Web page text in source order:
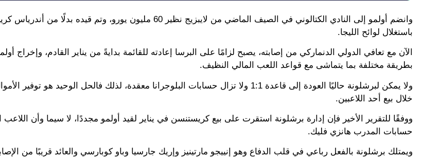
وانضم أولمو إلى النادي الكتالوني في الصيف الماضي من لايبزيج نظير 60 مليون يورو، وتم
باستغلال لوائح الليجا.
الآن مع تعافي الدولي الدنماركي من إصابته، يصبح لزامًا على البرسا إعادته للقائمة بدايةً من يناير القادم، وإخراج
بطريقة مختلفة بما يتماشى مع قواعد اللعب المالي النظيف.
ولا يمكن لبرشلونة حاليًا العودة إلى قاعدة 1:1 ولا تزال حسابات البلوجرانا معقدة، لذلك فالحل الوحيد
خلال بيع أحد اللاعبين.
ووفقًا للتقرير الأخير فإن إدارة برشلونة استقرت على بيع كريستنسن في يناير لقيد أولمو مجددًا، لا سيما وأن اللاعب
حسابات المدرب هانزي فليك.
ويمتلك برشلونة بالفعل رباعي في قلب الدفاع وهو إنييجو مارتينيز وإريك جارسيا وباو كوبارسي والعائد قريبًا من